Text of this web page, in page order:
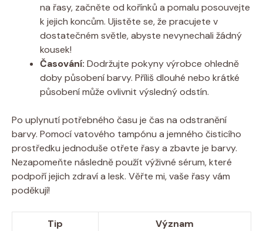
na řasy, začněte od kořínků a pomalu posouvejte
k jejich koncům. Ujistěte se, že pracujete v
dostatečném světle, abyste nevynechali žádný
kousek!
Časování: Dodržujte pokyny výrobce ohledně
doby působení barvy. Příliš dlouhé nebo krátké
působení může ovlivnit výsledný odstín.
Po uplynutí potřebného času je čas na odstranění
barvy. Pomocí vatového tampónu a jemného čisticího
prostředku jednoduše otřete řasy a zbavte je barvy.
Nezapomeňte následně použít výživné sérum, které
podpoří jejich zdraví a lesk. Věřte mi, vaše řasy vám
poděkují!
Tip
Význam